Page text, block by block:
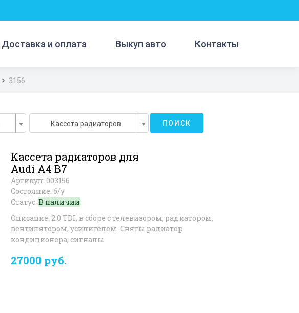
Доставка и оплата Выкуп авто Контакты
3156
Кассета радиаторов ПОИСК
Кассета радиаторов для
Audi A4 B7
Артикул: 003156
Состояние: б/у
Статус: В наличии
Описание: 2.0 TDI, в сборе с телевизором, радиатором,
вентилятором, усилителем. Сняты радиатор
кондиционера, сигналы
27000 руб.